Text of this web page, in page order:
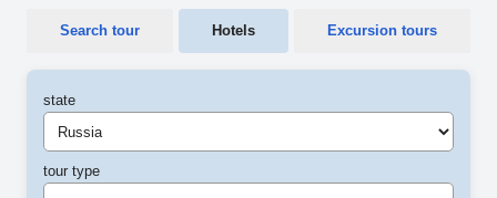
Search tour Hotels Excursion tours
state
Russia
tour type